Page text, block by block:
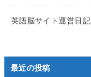
英語脳サイト運営日記
最近の投稿